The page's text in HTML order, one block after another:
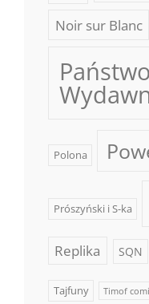
Noir sur Blanc
Polona
Prószyński i S-ka
Replika SQN
Tajfuny Timof